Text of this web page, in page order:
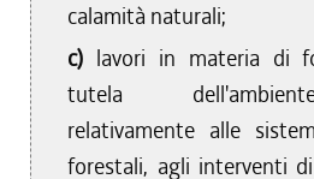
calamità naturali;
c) lavori in materia di
tutela
relativamente alle
forestali, agli interventi